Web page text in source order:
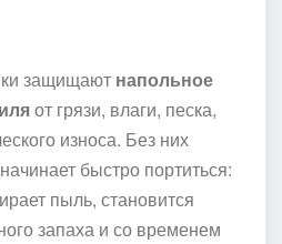
защищают напольное
от грязи, влаги, песка,
износа. Без них
быстро портиться:
пыль, становится
запаха и со временем